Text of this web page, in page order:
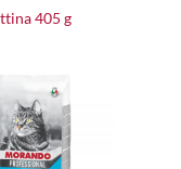
405 g